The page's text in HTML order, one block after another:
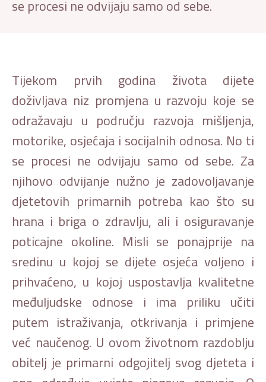
se procesi ne odvijaju samo od sebe.
Tijekom prvih godina života dijete
doživljava niz promjena u razvoju koje se
odražavaju u području razvoja mišljenja,
motorike, osjećaja i socijalnih odnosa. No ti
se procesi ne odvijaju samo od sebe. Za
njihovo odvijanje nužno je zadovoljavanje
djetetovih primarnih potreba kao što su
hrana i briga o zdravlju, ali i osiguravanje
poticajne okoline. Misli se ponajprije na
sredinu u kojoj se dijete osjeća voljeno i
prihvaćeno, u kojoj uspostavlja kvalitetne
međuljudske odnose i ima priliku učiti
putem istraživanja, otkrivanja i primjene
već naučenog. U ovom životnom razdoblju
obitelj je primarni odgojitelj svog djeteta i